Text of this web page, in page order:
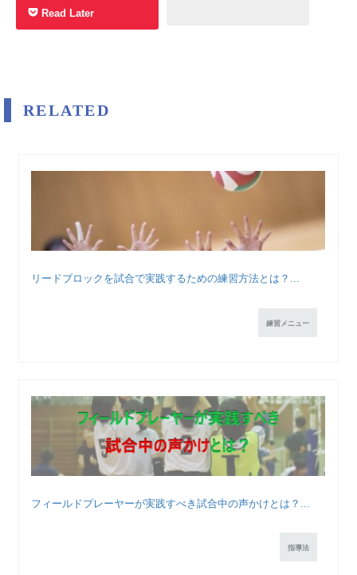
Read Later
RELATED
リードブロックを試合で実践するための練習方法とは？...
練習メニュー
フィールドプレーヤーが実践すべき試合中の声かけとは？...
指導法